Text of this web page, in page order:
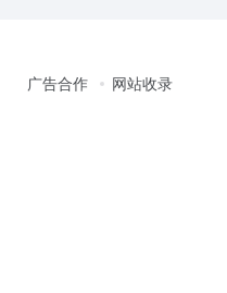
广告合作 网站收录